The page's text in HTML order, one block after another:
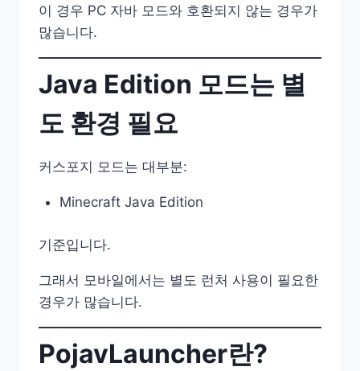
이 경우 PC 자바 모드와 호환되지 않는 경우가
많습니다.
Java Edition 모드는 별
도 환경 필요
커스포지 모드는 대부분:
Minecraft Java Edition
기준입니다.
그래서 모바일에서는 별도 런처 사용이 필요한
경우가 많습니다.
PojavLauncher란?